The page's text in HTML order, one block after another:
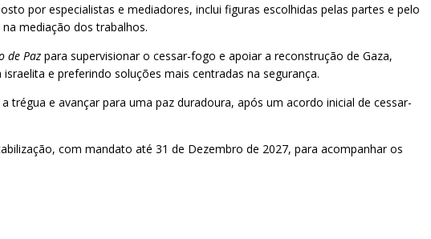
por especialistas e mediadores, inclui figuras escolhidas pelas partes e pelo
mediação dos trabalhos.
de Paz para supervisionar o cessar-fogo e apoiar a reconstrução de Gaza,
e preferindo soluções mais centradas na segurança.
e avançar para uma paz duradoura, após um acordo inicial de cessar-
com mandato até 31 de Dezembro de 2027, para acompanhar os